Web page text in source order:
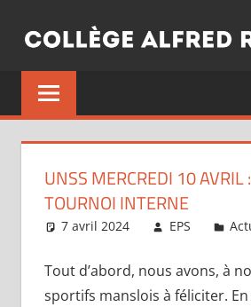
UNSS MERCREDI 10 AVRIL
TOURNOI INTERNE
7 avril 2024 EPS
Tout d’abord, nous avons, à
sportifs manslois à féliciter.